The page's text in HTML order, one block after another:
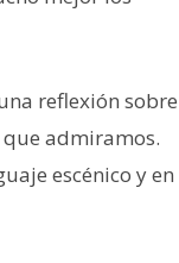
reflexión sobre
admiramos.
escénico y en